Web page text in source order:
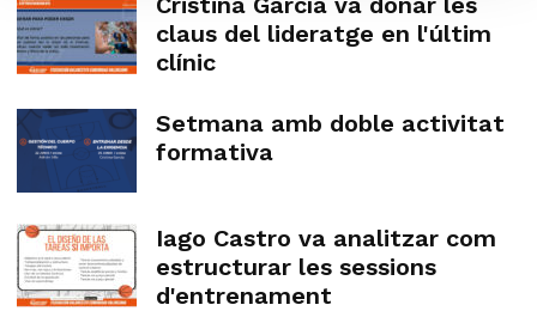
claus del lideratge en l'últim
clínic
Setmana amb doble activitat
formativa
Iago Castro va analitzar com
estructurar les sessions
d'entrenament